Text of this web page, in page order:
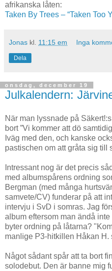
afrikanska låten:
Taken By Trees – “Taken Too
Jonas kl. 11:15 em Inga
Dela
onsdag, december 19
Julkalendern:
När man lyssnade på
bort ”Vi kommer att dö
Iväg med den, och kanske
pastischen om att gråta sig till
Intressant nog är det precis
med albumspårens ordning
Bergman (med många
samvete/CV) funderar på att
intervju i SvD i somras. Jag
album eftersom man ändå
byter ordning på låtarna?
manlige P3-hitkillen Håkan H.
Något sådant spår att ta bort
solodebut. Den är banne mig